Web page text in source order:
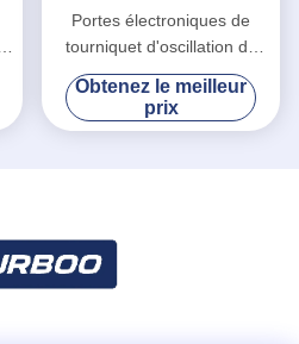
Portes électroniques de
tourniquet d'oscillation de
contrôleur de RFID Access
avec anti- la fonction de
pincement
Obtenez le meilleur
prix